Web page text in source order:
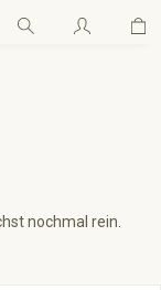
nochmal rein.